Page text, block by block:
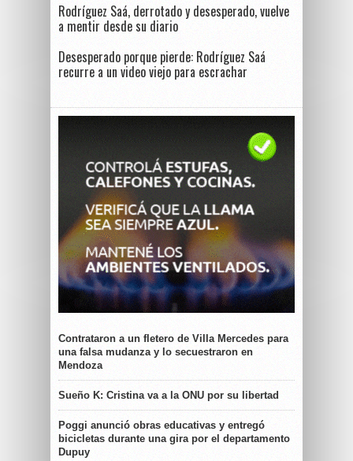
Rodríguez Saá, derrotado y desesperado, vuelve
a mentir desde su diario
Desesperado porque pierde: Rodríguez Saá
recurre a un video viejo para escrachar
Contrataron a un fletero de Villa Mercedes para
una falsa mudanza y lo secuestraron en
Mendoza
Sueño K: Cristina va a la ONU por su libertad
Poggi anunció obras educativas y entregó
bicicletas durante una gira por el departamento
Dupuy